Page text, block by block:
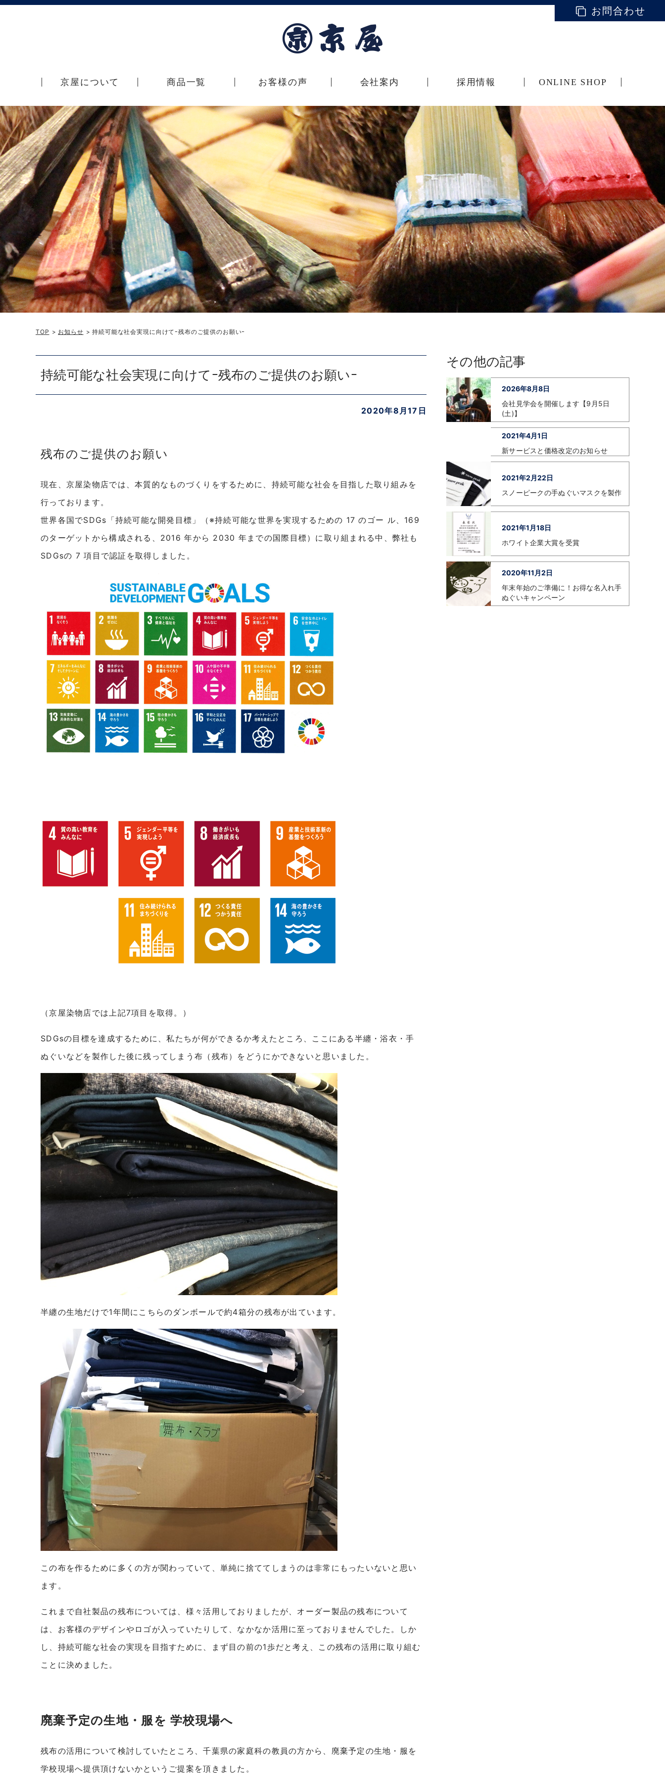
お問合わせ
京屋について 商品一覧 お客様の声 会社案内 採用情報 ONLINE SHOP
TOP > お知らせ > 持続可能な社会実現に向けてｰ残布のご提供のお願いｰ
持続可能な社会実現に向けてｰ残布のご提供のお願いｰ
2020年8月17日
残布のご提供のお願い
現在、京屋染物店では、本質的なものづくりをするために、持続可能な社会を目指した取り組みを
行っております。
世界各国でSDGs「持続可能な開発目標」（※持続可能な世界を実現するための 17 のゴー ル、169
のターゲットから構成される、2016 年から 2030 年までの国際目標）に取り組まれる中、弊社も
SDGsの 7 項目で認証を取得しました。
（京屋染物店では上記7項目を取得。）
SDGsの目標を達成するために、私たちが何ができるか考えたところ、ここにある半纏・浴衣・手
ぬぐいなどを製作した後に残ってしまう布（残布）をどうにかできないと思いました。
半纏の生地だけで1年間にこちらのダンボールで約4箱分の残布が出ています。
この布を作るために多くの方が関わっていて、単純に捨ててしまうのは非常にもったいないと思い
ます。
これまで自社製品の残布については、様々活用しておりましたが、オーダー製品の残布について
は、お客様のデザインやロゴが入っていたりして、なかなか活用に至っておりませんでした。しか
し、持続可能な社会の実現を目指すために、まず目の前の1歩だと考え、この残布の活用に取り組む
ことに決めました。
廃棄予定の生地・服を 学校現場へ
残布の活用について検討していたところ、千葉県の家庭科の教員の方から、廃棄予定の生地・服を
学校現場へ提供頂けないかというご提案を頂きました。
その他の記事
2026年8月8日
会社見学会を開催します【9月5日
(土)】
2021年4月1日
新サービスと価格改定のお知らせ
2021年2月22日
スノーピークの手ぬぐいマスクを製作
2021年1月18日
ホワイト企業大賞を受賞
2020年11月2日
年末年始のご準備に！お得な名入れ手
ぬぐいキャンペーン